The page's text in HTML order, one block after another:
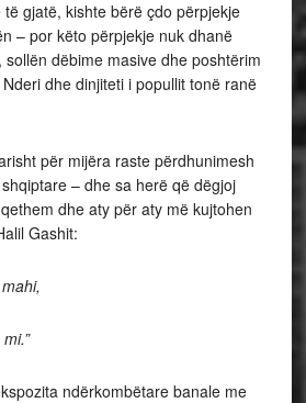
gjatë, kishte bërë çdo përpjekje
– por këto përpjekje nuk dhanë
dëbime masive dhe poshtërim
dhe dinjiteti i popullit tonë ranë
për mijëra raste përdhunimesh
– dhe sa herë që dëgjoj
dhe aty për aty më kujtohen
Gashit:
ndërkombëtare banale me